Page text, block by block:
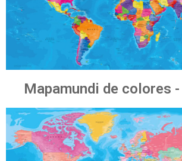
Mapamundi de colores